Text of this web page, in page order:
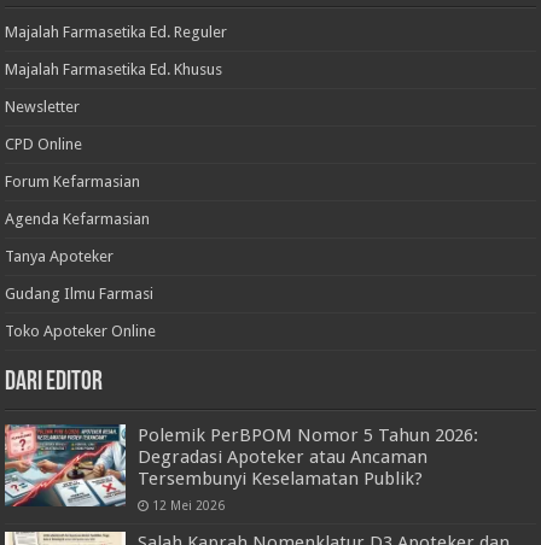
Majalah Farmasetika Ed. Reguler
Majalah Farmasetika Ed. Khusus
Newsletter
CPD Online
Forum Kefarmasian
Agenda Kefarmasian
Tanya Apoteker
Gudang Ilmu Farmasi
Toko Apoteker Online
Dari Editor
Polemik PerBPOM Nomor 5 Tahun 2026:
Degradasi Apoteker atau Ancaman
Tersembunyi Keselamatan Publik?
12 Mei 2026